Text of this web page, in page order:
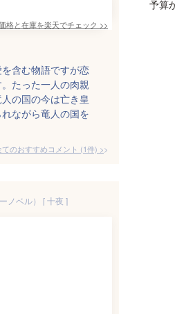
格と在庫を楽天でチェック >>
含む物語ですが恋
たった一人の肉親
の国の今は亡き皇
ながら竜人の国を
てのおすすめコメント (1件) >
ノベル） [ 十夜 ]
予算